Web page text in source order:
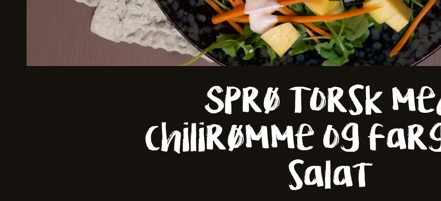
Sprø Torsk
chilirømme og
salat